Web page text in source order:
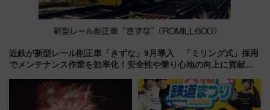
近鉄が新型レール削正車「きずな」9月導入 「ミリング式」採用
でメンテナンス作業を効率化！安全性や乗り心地の向上に貢献す